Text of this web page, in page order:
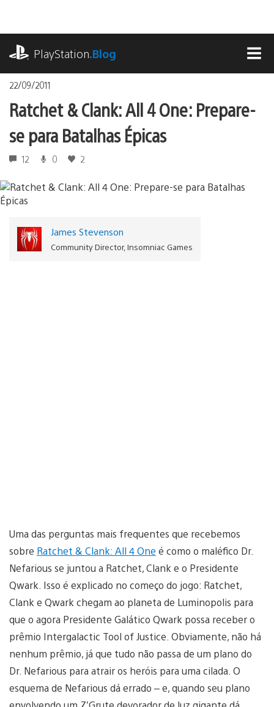
o
conteúdoPlayStation.Blog
22/09/2011
Ratchet & Clank: All 4 One: Prepare-
se para Batalhas Épicas
12 0 2
James Stevenson
Community Director, Insomniac Games
Uma das perguntas mais frequentes que recebemos
sobre Ratchet & Clank: All 4 One é como o maléfico Dr.
Nefarious se juntou a Ratchet, Clank e o Presidente
Qwark. Isso é explicado no começo do jogo: Ratchet,
Clank e Qwark chegam ao planeta de Luminopolis para
que o agora Presidente Galático Qwark possa receber o
prêmio Intergalactic Tool of Justice. Obviamente, não há
nenhum prêmio, já que tudo não passa de um plano do
Dr. Nefarious para atrair os heróis para uma cilada. O
esquema de Nefarious dá errado – e, quando seu plano